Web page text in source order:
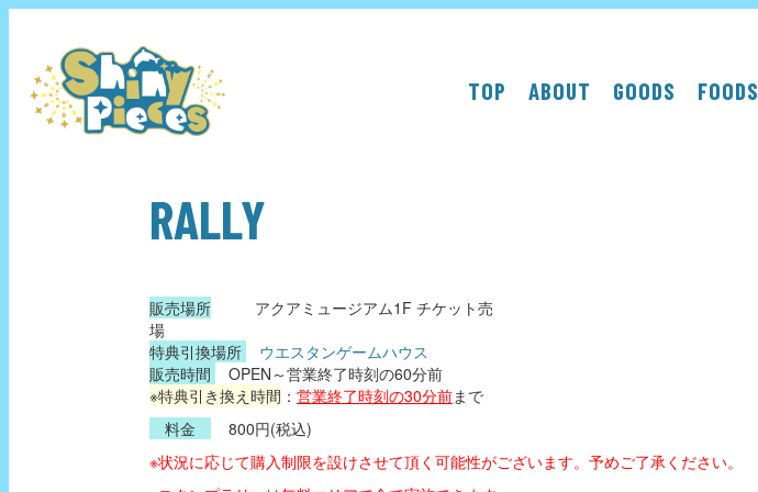
TOP ABOUT GOODS FOODS
RALLY
販売場所 アクアミュージアム1F チケット売
場
特典引換場所
ウエスタンゲームハウス
販売時間
OPEN～営業終了時刻の60分前
※特典引き換え時間 ： 営業終了時刻の30分前まで
料金
800円(税込)
※状況に応じて購入制限を設けさせて頂く可能性がございます。予めご了承ください。